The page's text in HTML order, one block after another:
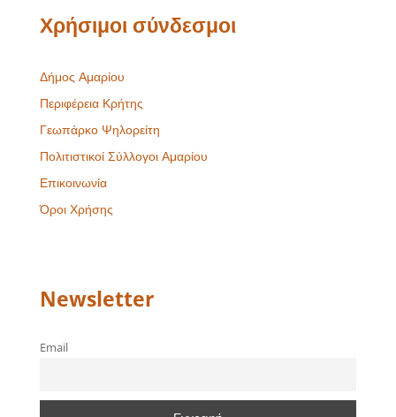
Χρήσιμοι σύνδεσμοι
Δήμος Αμαρίου
Περιφέρεια Κρήτης
Γεωπάρκο Ψηλορείτη
Πολιτιστικοί Σύλλογοι Αμαρίου
Επικοινωνία
Όροι Χρήσης
Newsletter
Email